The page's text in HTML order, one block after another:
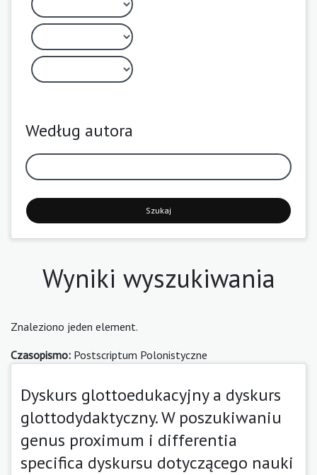
Według autora
Szukaj
Wyniki wyszukiwania
Znaleziono jeden element.
Czasopismo: Postscriptum Polonistyczne
Dyskurs glottoedukacyjny a dyskurs
glottodydaktyczny. W poszukiwaniu
genus proximum i differentia
specifica dyskursu dotyczącego nauki